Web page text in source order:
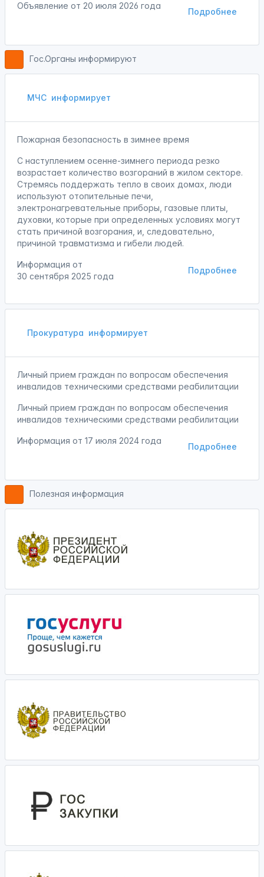
Подробнее
Объявление от 20 июля 2026 года
Гос.Органы информируют
МЧС информирует
Пожарная безопасность в зимнее время
С наступлением осенне-зимнего периода резко
возрастает количество возгораний в жилом секторе.
Стремясь поддержать тепло в своих домах, люди
используют отопительные печи,
электронагревательные приборы, газовые плиты,
духовки, которые при определенных условиях могут
стать причиной возгорания, и, следовательно,
причиной травматизма и гибели людей.
Подробнее
Информация от
30 сентября 2025 года
Прокуратура информирует
Личный прием граждан по вопросам обеспечения
инвалидов техническими средствами реабилитации
Личный прием граждан по вопросам обеспечения
инвалидов техническими средствами реабилитации
Подробнее
Информация от 17 июля 2024 года
Полезная информация